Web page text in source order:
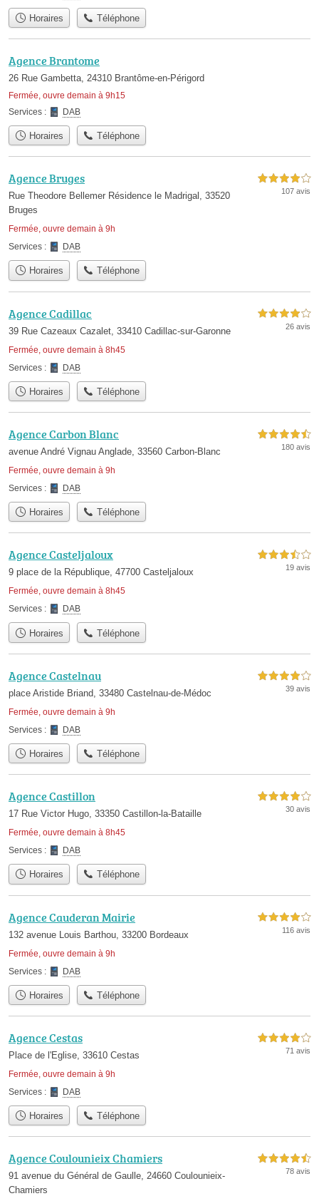
Horaires Téléphone
Agence Brantome
26 Rue Gambetta, 24310 Brantôme-en-Périgord
Fermée, ouvre demain à 9h15
Services :
DAB
Horaires Téléphone
Agence Bruges
Rue Theodore Bellemer Résidence le Madrigal, 33520
Bruges
Fermée, ouvre demain à 9h
4,0 étoiles sur 5
107 avis
Services : DAB
Horaires Téléphone
Agence Cadillac
39 Rue Cazeaux Cazalet, 33410 Cadillac-sur-Garonne
Fermée, ouvre demain à 8h45
4,0 étoiles sur 5
26 avis
Services : DAB
Horaires Téléphone
Agence Carbon Blanc
avenue André Vignau Anglade, 33560 Carbon-Blanc
Fermée, ouvre demain à 9h
4,5 étoiles sur 5
180 avis
Services : DAB
Horaires Téléphone
Agence Casteljaloux
9 place de la République, 47700 Casteljaloux
Fermée, ouvre demain à 8h45
3,5 étoiles sur 5
19 avis
Services : DAB
Horaires Téléphone
Agence Castelnau
place Aristide Briand, 33480 Castelnau-de-Médoc
Fermée, ouvre demain à 9h
4,0 étoiles sur 5
39 avis
Services : DAB
Horaires Téléphone
Agence Castillon
17 Rue Victor Hugo, 33350 Castillon-la-Bataille
Fermée, ouvre demain à 8h45
4,0 étoiles sur 5
30 avis
Services : DAB
Horaires Téléphone
Agence Cauderan Mairie
132 avenue Louis Barthou, 33200 Bordeaux
Fermée, ouvre demain à 9h
4,0 étoiles sur 5
116 avis
Services : DAB
Horaires Téléphone
Agence Cestas
Place de l'Eglise, 33610 Cestas
Fermée, ouvre demain à 9h
4,0 étoiles sur 5
71 avis
Services : DAB
Horaires Téléphone
Agence Coulounieix Chamiers
91 avenue du Général de Gaulle, 24660 Coulounieix-
Chamiers
4,5 étoiles sur 5
78 avis